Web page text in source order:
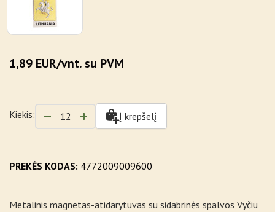
PREKĖS KODAS: 4772009009600
Metalinis magnetas-atidarytuvas su sidabrinės spalvos Vyčiu
1,89 EUR/vnt. su PVM
Kiekis: Į krepšelį